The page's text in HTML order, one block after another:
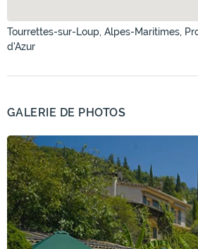
Tourrettes-sur-Loup, Alpes-Maritimes,
d'Azur
GALERIE DE PHOTOS